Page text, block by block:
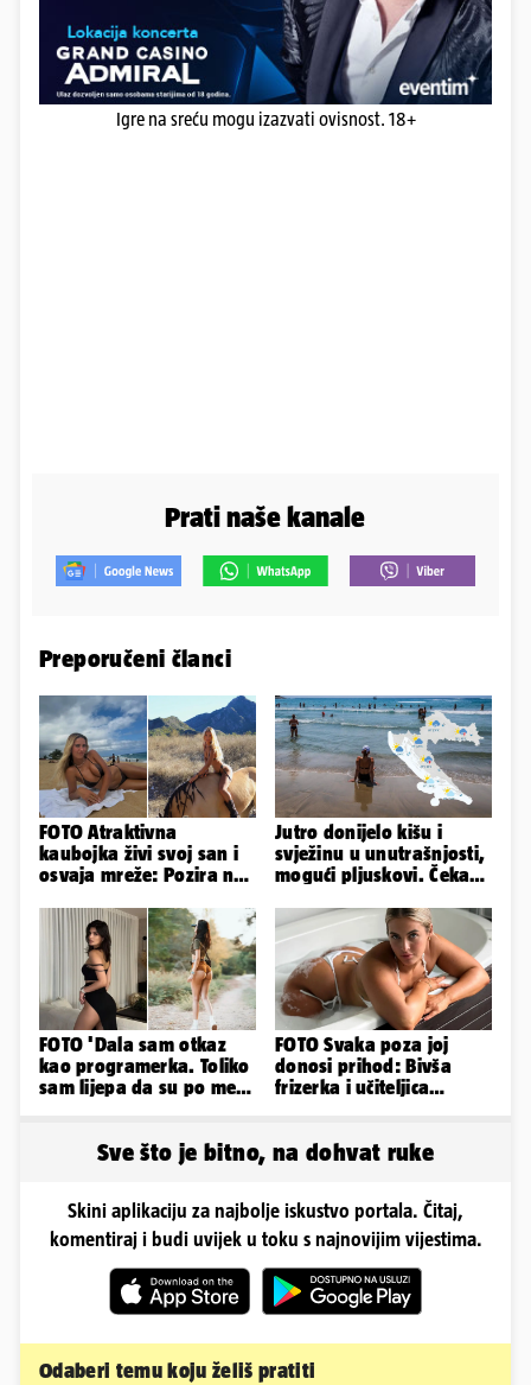
Igre na sreću mogu izazvati ovisnost. 18+
Prati naše kanale
Preporučeni članci
FOTO Atraktivna
kaubojka živi svoj san i
osvaja mreže: Pozira na
rodeu...
Jutro donijelo kišu i
svježinu u unutrašnjosti,
mogući pljuskovi. Čeka
36
FOTO 'Dala sam otkaz
kao programerka. Toliko
sam lijepa da su po meni
FOTO Svaka poza joj
donosi prihod: Bivša
frizerka i učiteljica
Sve što je bitno, na dohvat ruke
Skini aplikaciju za najbolje iskustvo portala. Čitaj,
komentiraj i budi uvijek u toku s najnovijim vijestima.
Odaberi temu koju želiš pratiti